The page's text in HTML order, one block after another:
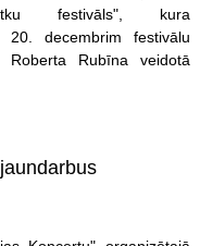
festivāls", kura
decembrim festivālu
Roberta Rubīna veidotā